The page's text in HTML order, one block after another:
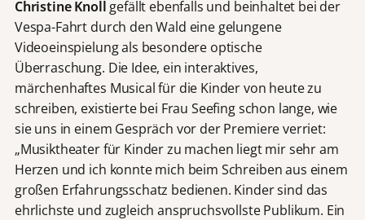
Christine Knoll gefällt ebenfalls und beinhaltet bei der
Vespa-Fahrt durch den Wald eine gelungene
Videoeinspielung als besondere optische
Überraschung. Die Idee, ein interaktives,
märchenhaftes Musical für die Kinder von heute zu
schreiben, existierte bei Frau Seefing schon lange, wie
sie uns in einem Gespräch vor der Premiere verriet:
„Musiktheater für Kinder zu machen liegt mir sehr am
Herzen und ich konnte mich beim Schreiben aus einem
großen Erfahrungsschatz bedienen. Kinder sind das
ehrlichste und zugleich anspruchsvollste Publikum. Ein